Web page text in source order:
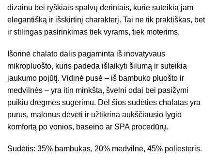
dizainu bei ryškiais spalvų deriniais, kurie suteikia jam
elegantišką ir išskirtinį charakterį. Tai ne tik praktiškas, bet
ir stilingas pasirinkimas tiek vyrams, tiek moterims.
Išorinė chalato dalis pagaminta iš inovatyvaus
mikropluošto, kuris padeda išlaikyti šilumą ir suteikia
jaukumo pojūtį. Vidinė pusė – iš bambuko pluošto ir
medvilnės – yra itin minkšta, švelni odai bei pasižymi
puikiu drėgmės sugėrimu. Dėl šios sudėties chalatas yra
purus, malonus dėvėti ir užtikrina aukščiausio lygio
komfortą po vonios, baseino ar SPA procedūrų.
Sudėtis: 35% bambukas, 20% medvilnė, 45% poliesteris.